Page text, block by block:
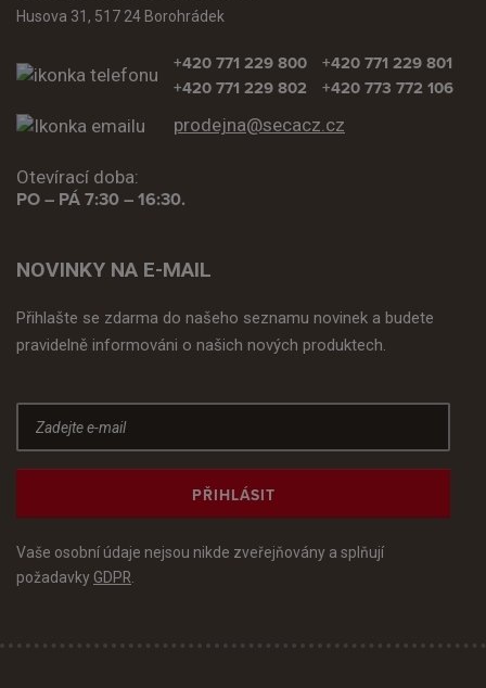
Husova 31, 517 24 Borohrádek
+420 771 229 800
+420 771 229 802
+420 771 229 801
+420 773 772 106
prodejna@secacz.cz
Otevírací doba:
PO – PÁ 7:30 – 16:30.
NOVINKY NA E-MAIL
Přihlašte se zdarma do našeho seznamu novinek a budete
pravidelně informováni o našich nových produktech.
PŘIHLÁSIT
Vaše osobní údaje nejsou nikde zveřejňovány a splňují
požadavky GDPR.